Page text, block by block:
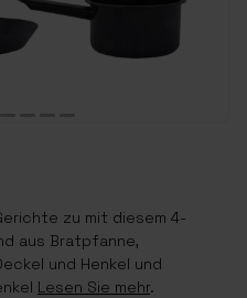
zu mit diesem 4-
aus Bratpfanne,
und Henkel und
Lesen Sie mehr.